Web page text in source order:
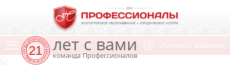
Меню Личный кабинет
21 лет с вами
команда Профессионалов